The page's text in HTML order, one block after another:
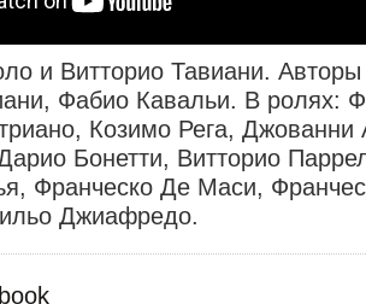
и Витторио Тавиани.
Фабио Кавальи. В ролях:
Козимо Рега, Джованни
Бонетти, Витторио
Франческо Де Маси,
Джиафредо.